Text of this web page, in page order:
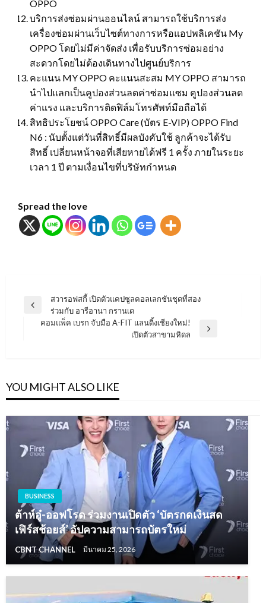
OPPO
บริการส่งซ่อมผ่านออนไลน์ สามารถใช้บริการส่ง
เครื่องซ่อมผ่านเว็บไซต์ทางการหรือแอปพลิเคชัน My
OPPO โดยไม่มีค่าจัดส่ง เพื่อรับบริการซ่อมอย่าง
สะดวกโดยไม่ต้องเดินทางไปศูนย์บริการ
คะแนน MY OPPO คะแนนสะสม MY OPPO สามารถ
นำไปแลกเป็นคูปองส่วนลดค่าซ่อมแซม คูปองส่วนลด
ค่าแรง และบริการติดฟิล์มโทรศัพท์มือถือได้
สิทธิประโยชน์ OPPO Care (บัตร E-VIP) OPPO Find
N6 : นับตั้งแต่วันที่สิทธิ์มีผลบังคับใช้ ลูกค้าจะได้รับ
สิทธิ์ เปลี่ยนหน้าจอที่เสียหายได้ฟรี 1 ครั้ง ภายในระยะ
เวลา 1 ปี ตามเงื่อนไขที่บริษัทกำหนด
Spread the love
แนะแนว
เรื่อง
Previous
สวารอฟสกี้ เปิดตัวแคปซูลคอลเลกชันชุดที่สอง
ร่วมกับ อารีอานา กรานเด
คอมแพ็ค เบรก จับมือ A-FIT แลนดิ้งเชียงใหม่!
เปิดตัวสาขามหิดล
YOU MIGHT ALSO LIKE
BUSINESS
ต้าห์อู๋-ออฟโรด ร่วมงานเปิดตัว ‘บัตรกดเงินสด
เฟิร์สช้อยส์’ อัปความสามารถบัตรใหม่
CBNT CHANNEL มีนาคม 25, 2026